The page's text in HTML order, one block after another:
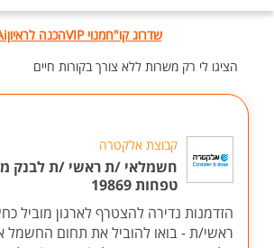
שדרוג קו"חמנוי VIP הכנה לראיון
הציגו לי רק משרות ללא צורך בקורות חיים
קבוצת אלקטרה
חשמלאי /ת ראשי /ת לבנק
טפחות 19869
הזדמנות נדירה להצטרף לארגון מוביל
ראשי/ת - בואו להוביל את תחום החשמל